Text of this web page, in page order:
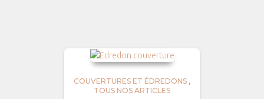
COUVERTURES ET ÉDREDONS ,
TOUS NOS ARTICLES